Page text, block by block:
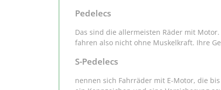
Pedelecs
Das sind die allermeisten Räder mit
fahren also nicht ohne Muskelkraft. Ihre
S-Pedelecs
nennen sich Fahrräder mit E-Motor, die